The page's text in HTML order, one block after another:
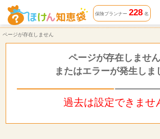
ページが存在しません | ほけん知恵袋
保険プランナー 228名
ページが存在しません
ページが存在しません
またはエラーが発生しま
過去は設定できませ